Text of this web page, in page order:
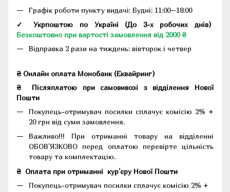
Графік роботи пункту видачі: Будні: 11:00–18:00
✓ Укрпоштою по Україні (До 3-х робочих днів)
Безкоштовно при вартості замовлення від 2000 ₴
Відправка 2 рази на тиждень: вівторок і четвер
₴ Онлайн оплата Монобанк (Еквайринг)
₴
Післяплатою при самовивозі з відділення Нової
Пошти
Покупець-отримувач посилки сплачує комісію 2% +
20 грн від суми замовлення.
Важливо!!! При отриманні товару на відділенні
ОБОВ'ЯЗКОВО перед оплатою перевірте цільність
товару та комплектацію.
₴ Оплата при отриманні кур'єру Нової Пошти
Покупець-отримувач посилки сплачує комісію 2% +